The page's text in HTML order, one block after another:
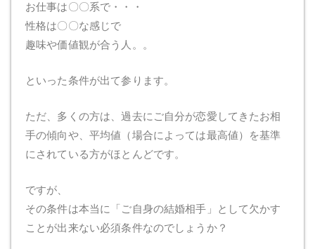
お仕事は〇〇系で・・・
性格は〇〇な感じで
趣味や価値観が合う人。。
といった条件が出て参ります。
ただ、多くの方は、過去にご自分が恋愛してきたお相
手の傾向や、平均値（場合によっては最高値）を基準
にされている方がほとんどです。
ですが、
その条件は本当に「ご自身の結婚相手」として欠かす
ことが出来ない必須条件なのでしょうか？